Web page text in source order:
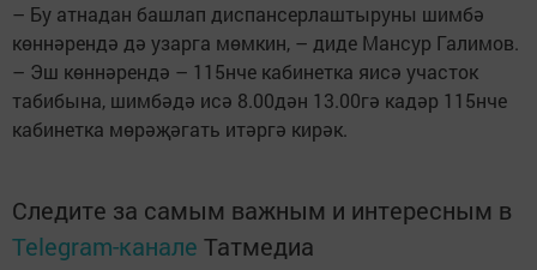
– Бу атнадан башлап диспансерлаштыруны шимбә
көннәрендә дә узарга мөмкин, – диде Мансур Галимов.
– Эш көннәрендә – 115нче кабинетка яисә участок
табибына, шимбәдә исә 8.00дән 13.00гә кадәр 115нче
кабинетка мөрәҗәгать итәргә кирәк.
Следите за самым важным и интересным в
Telegram-канале Татмедиа